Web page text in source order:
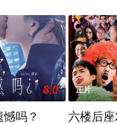
8.0
吗？
正片
六楼后